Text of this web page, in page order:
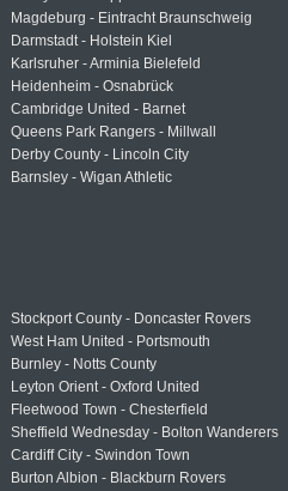
Magdeburg - Eintracht Braunschweig
Darmstadt - Holstein Kiel
Karlsruher - Arminia Bielefeld
Heidenheim - Osnabrück
Cambridge United - Barnet
Queens Park Rangers - Millwall
Derby County - Lincoln City
Barnsley - Wigan Athletic
Stockport County - Doncaster Rovers
West Ham United - Portsmouth
Burnley - Notts County
Leyton Orient - Oxford United
Fleetwood Town - Chesterfield
Sheffield Wednesday - Bolton Wanderers
Cardiff City - Swindon Town
Burton Albion - Blackburn Rovers